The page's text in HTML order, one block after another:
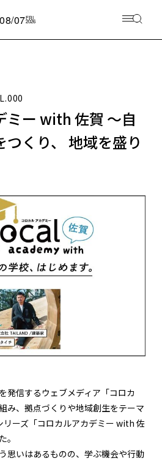
08/07FRI
2026
ミー with 佐賀 ～自
くり、 地域を盛り
発信するウェブメディア「コロカ
み、拠点づくりや地域創生をテーマ
リーズ「コロカルアカデミー with 佐
。
思いはあるものの、学ぶ機会や行動